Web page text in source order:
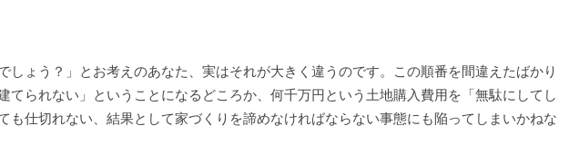
しょう？」とお考えのあなた、実はそれが大きく違うのです。この順番を間違えたばかり
てられない」ということになるどころか、何千万円という土地購入費用を「無駄にしてし
も仕切れない、結果として家づくりを諦めなければならない事態にも陥ってしまいかねな